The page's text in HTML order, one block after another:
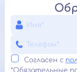
Согласен с
*Обязательные